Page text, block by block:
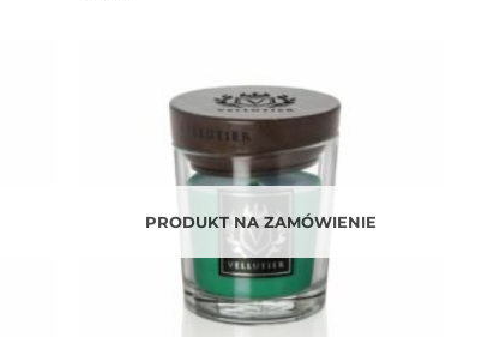
PRODUKT NA ZAMÓWIENIE